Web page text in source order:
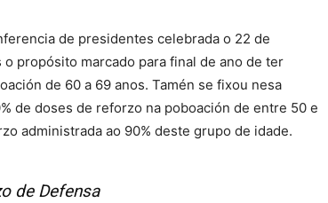
de presidentes celebrada o 22 de
propósito marcado para final de ano de ter
de 60 a 69 anos. Tamén se fixou nesa
de doses de reforzo na poboación de entre 50 e
administrada ao 90% deste grupo de idade.
de Defensa